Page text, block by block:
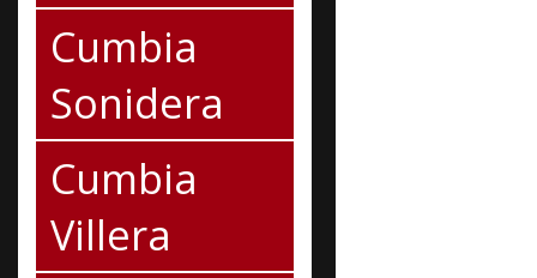
Cumbia
Sonidera
Cumbia
Villera